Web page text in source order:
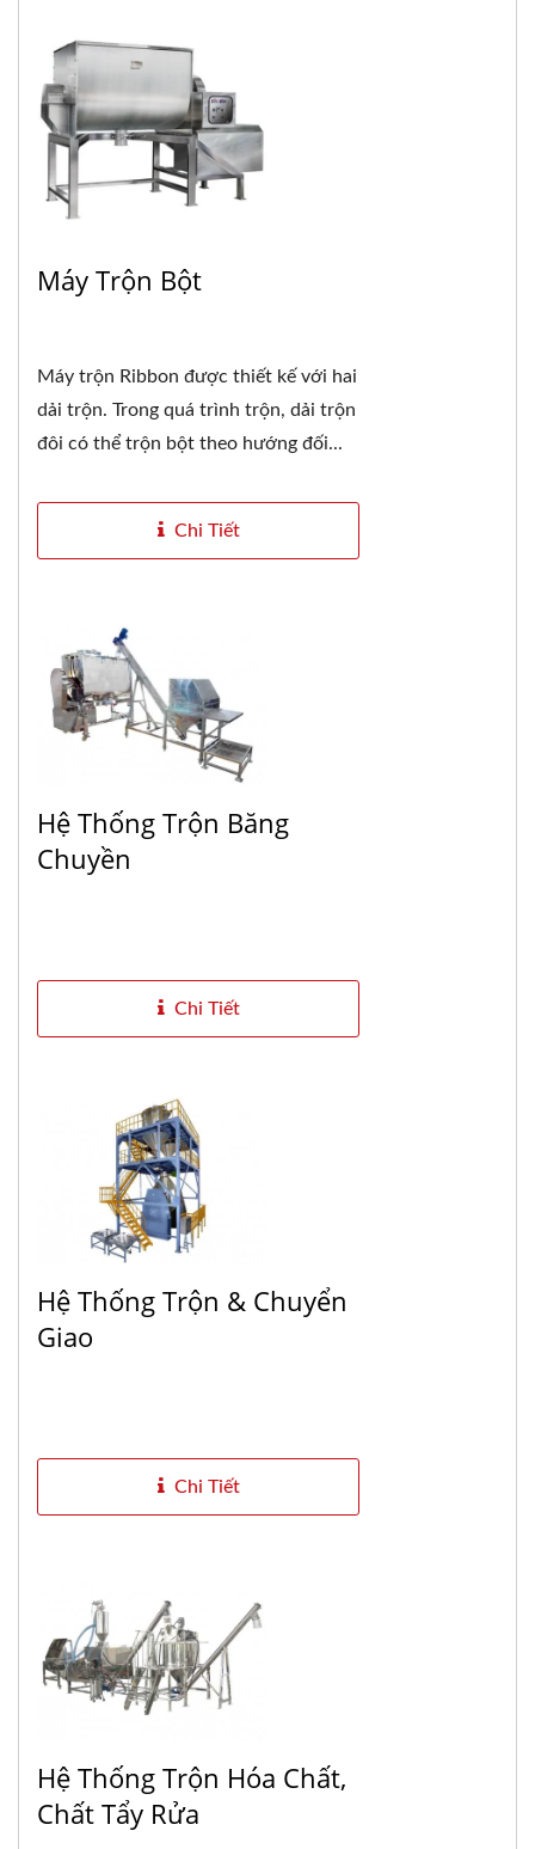
Máy Trộn Bột
Máy trộn Ribbon được thiết kế với hai
dải trộn. Trong quá trình trộn, dải trộn
đôi có thể trộn bột theo hướng đối...
Chi Tiết
Hệ Thống Trộn Băng
Chuyền
Chi Tiết
Hệ Thống Trộn & Chuyển
Giao
Chi Tiết
Hệ Thống Trộn Hóa Chất,
Chất Tẩy Rửa